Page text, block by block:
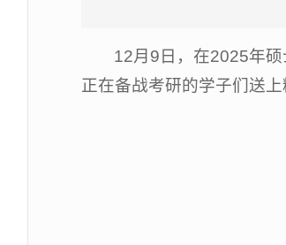
12月9日，在2025年
正在备战考研的学子们送